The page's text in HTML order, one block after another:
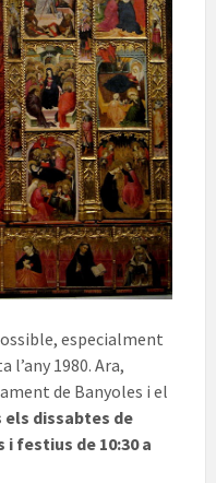
especialment
l’any 1980. Ara,
de Banyoles i el
dissabtes de
i festius de 10:30 a